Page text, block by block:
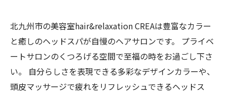
北九州市の美容室hair&relaxation CREAは豊富なカラー
と癒しのヘッドスパが自慢のヘアサロンです。 プライベ
ートサロンのくつろげる空間で至福の時をお過ごし下さ
い。 自分らしさを表現できる多彩なデザインカラーや、
頭皮マッサージで疲れをリフレッシュできるヘッドス